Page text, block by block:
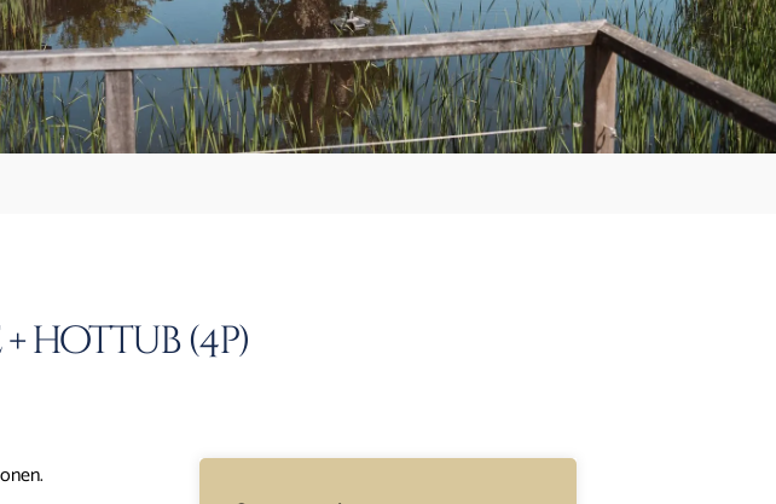
hottub (4p)